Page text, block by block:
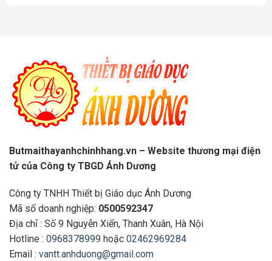
Butmaithayanhchinhhang.vn – Website thương mại điện
tử của Công ty TBGD Ánh Dương
Công ty TNHH Thiết bị Giáo dục Ánh Dương
Mã số doanh nghiệp: 0500592347
Địa chỉ : Số 9 Nguyễn Xiển, Thanh Xuân, Hà Nội
Hotline : 0968378999 hoặc 02462969284
Email : vantt.anhduong@gmail.com